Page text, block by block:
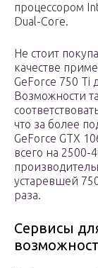
процессором
Dual-Core.
Не стоит
качестве
GeForce 750 Ti
Возможности
что за более
GeForce GTX
всего на
устаревшей
раза.
Сервисы